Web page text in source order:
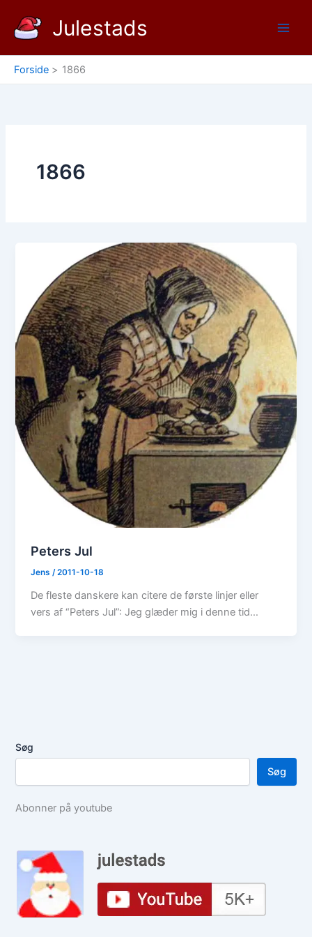
indholdet
Julestads
Forside 1866
1866
Peters Jul
Jens/2011-10-18
De fleste danskere kan citere de første linjer eller
vers af “Peters Jul”: Jeg glæder mig i denne tid…
Søg
Søg
Abonner på youtube